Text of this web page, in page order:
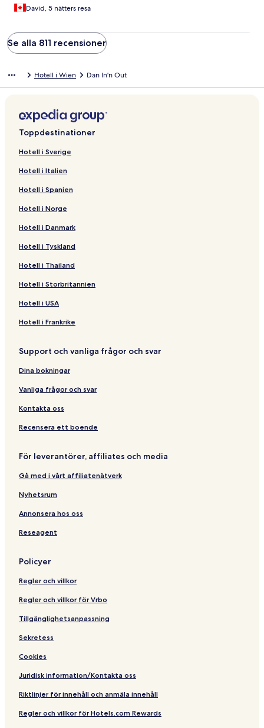
David, 5 nätters resa
Se alla 811 recensioner
Hotell i Wien Dan In'n Out
Toppdestinationer
Hotell i Sverige
Hotell i Italien
Hotell i Spanien
Hotell i Norge
Hotell i Danmark
Hotell i Tyskland
Hotell i Thailand
Hotell i Storbritannien
Hotell i USA
Hotell i Frankrike
Support och vanliga frågor och svar
Dina bokningar
Vanliga frågor och svar
Kontakta oss
Recensera ett boende
För leverantörer, affiliates och media
Gå med i vårt affiliatenätverk
Nyhetsrum
Annonsera hos oss
Reseagent
Policyer
Regler och villkor
Regler och villkor för Vrbo
Tillgänglighetsanpassning
Sekretess
Cookies
Juridisk information/Kontakta oss
Riktlinjer för innehåll och anmäla innehåll
Regler och villkor för Hotels.com Rewards